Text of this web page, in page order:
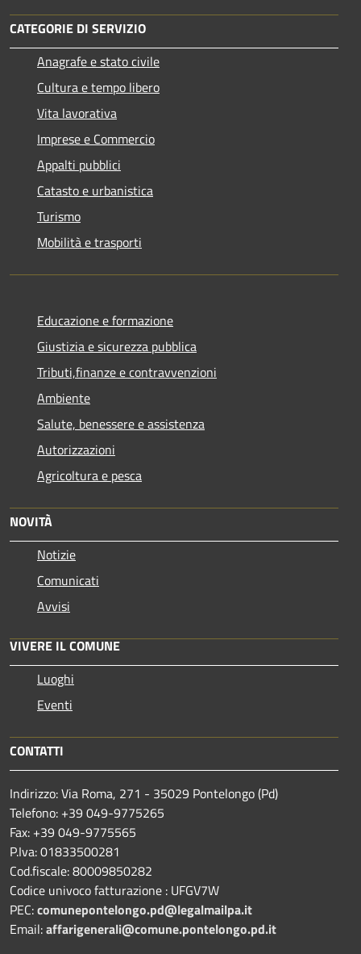
CATEGORIE DI SERVIZIO
Anagrafe e stato civile
Cultura e tempo libero
Vita lavorativa
Imprese e Commercio
Appalti pubblici
Catasto e urbanistica
Turismo
Mobilità e trasporti
Educazione e formazione
Giustizia e sicurezza pubblica
Tributi,finanze e contravvenzioni
Ambiente
Salute, benessere e assistenza
Autorizzazioni
Agricoltura e pesca
NOVITÀ
Notizie
Comunicati
Avvisi
VIVERE IL COMUNE
Luoghi
Eventi
CONTATTI
Indirizzo: Via Roma, 271 - 35029 Pontelongo (Pd)
Telefono: +39 049-9775265
Fax: +39 049-9775565
P.Iva: 01833500281
Cod.fiscale: 80009850282
Codice univoco fatturazione : UFGV7W
PEC:comunepontelongo.pd@legalmailpa.it
Email:affarigenerali@comune.pontelongo.pd.it